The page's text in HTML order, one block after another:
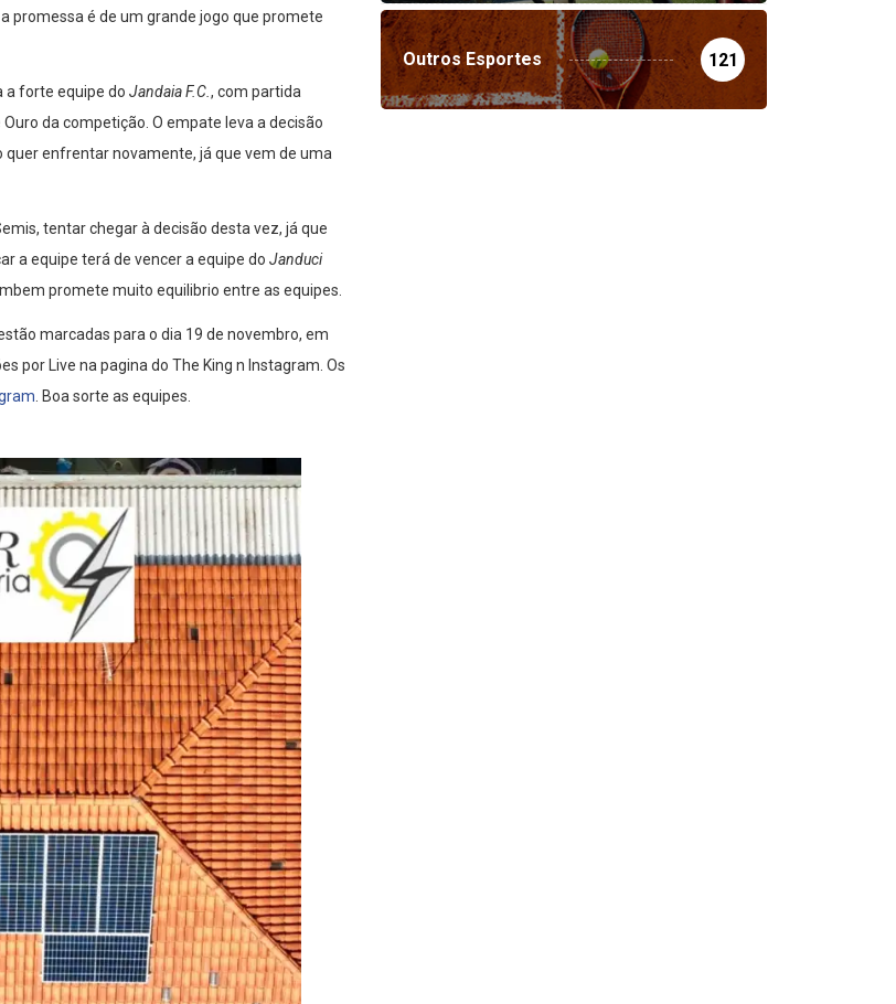
promessa é de um grande jogo que promete
a forte equipe do Jandaia F.C., com partida
da competição. O empate leva a decisão
enfrentar novamente, já que vem de uma
tentar chegar à decisão desta vez, já que
a equipe terá de vencer a equipe do Janduci
promete muito equilibrio entre as equipes.
marcadas para o dia 19 de novembro, em
por Live na pagina do The King n Instagram. Os
. Boa sorte as equipes.
Outros Esportes 121